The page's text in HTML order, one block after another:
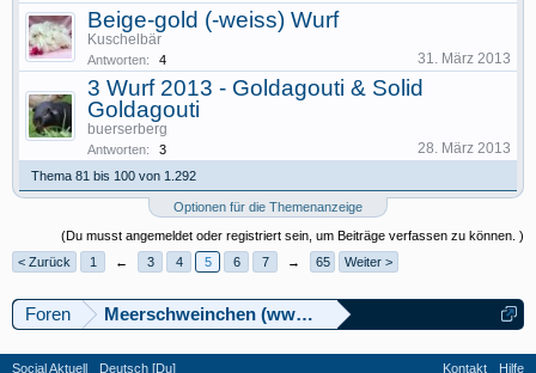
Beige-gold (-weiss) Wurf
Kuschelbär
Antworten: 4 31. März 2013
3 Wurf 2013 - Goldagouti & Solid
Goldagouti
buerserberg
Antworten: 3 28. März 2013
Thema 81 bis 100 von 1.292
Optionen für die Themenanzeige
(Du musst angemeldet oder registriert sein, um Beiträge verfassen zu können. )
< Zurück
1 ← 3 4 5 6 7 → 65 Weiter >
Foren Meerschweinchen (www.meerschweinforum.ch)
Social Aktuell Deutsch [Du] Kontakt Hilfe